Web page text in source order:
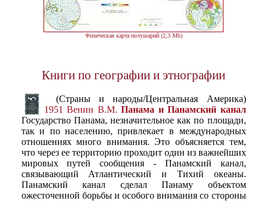
Физическая карта полушарий (2,3 Mb)
Книги по географии и этнографии
(Страны и народы/Центральная Америка)
1951 Венин В.М. Панама и Панамский канал
Государство Панама, незначительное как по площади,
так и по населению, привлекает в международных
отношениях много внимания. Это объясняется тем,
что через ее территорию проходит один из важнейших
мировых путей сообщения - Панамский канал,
связывающий Атлантический и Тихий океаны.
Панамский канал сделал Панаму объектом
ожесточенной борьбы и особого внимания со стороны